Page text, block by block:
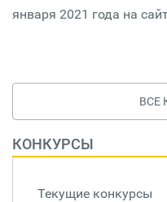
января 2021 года на
ВСЕ
КОНКУРСЫ
Текущие конкурсы